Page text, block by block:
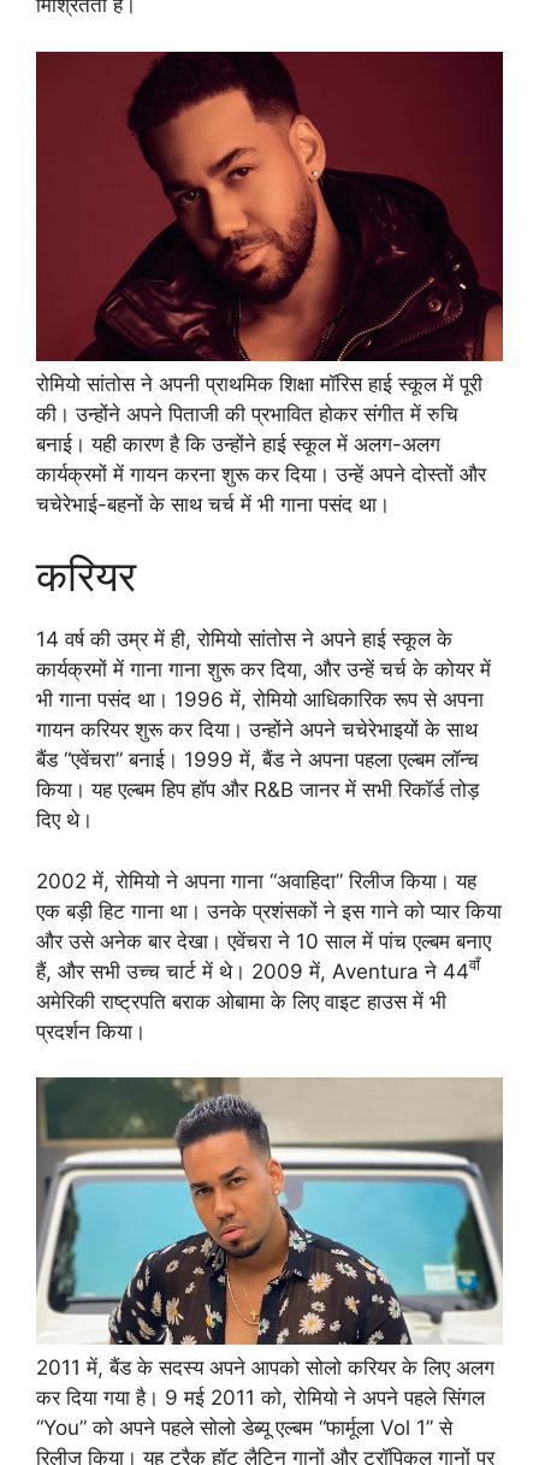
मिश्रितता है।
रोमियो सांतोस ने अपनी प्राथमिक शिक्षा मॉरिस हाई स्कूल में पूरी
की। उन्होंने अपने पिताजी की प्रभावित होकर संगीत में रुचि
बनाई। यही कारण है कि उन्होंने हाई स्कूल में अलग-अलग
कार्यक्रमों में गायन करना शुरू कर दिया। उन्हें अपने दोस्तों और
चचेरेभाई-बहनों के साथ चर्च में भी गाना पसंद था।
करियर
14 वर्ष की उम्र में ही, रोमियो सांतोस ने अपने हाई स्कूल के
कार्यक्रमों में गाना गाना शुरू कर दिया, और उन्हें चर्च के कोयर में
भी गाना पसंद था। 1996 में, रोमियो आधिकारिक रूप से अपना
गायन करियर शुरू कर दिया। उन्होंने अपने चचेरेभाइयों के साथ
बैंड “एवेंचरा” बनाई। 1999 में, बैंड ने अपना पहला एल्बम लॉन्च
किया। यह एल्बम हिप हॉप और R&B जानर में सभी रिकॉर्ड तोड़
दिए थे।
2002 में, रोमियो ने अपना गाना “अवाहिदा” रिलीज किया। यह
एक बड़ी हिट गाना था। उनके प्रशंसकों ने इस गाने को प्यार किया
और उसे अनेक बार देखा। एवेंचरा ने 10 साल में पांच एल्बम बनाए
हैं, और सभी उच्च चार्ट में थे। 2009 में, Aventura ने 44वाँ
अमेरिकी राष्ट्रपति बराक ओबामा के लिए वाइट हाउस में भी
प्रदर्शन किया।
2011 में, बैंड के सदस्य अपने आपको सोलो करियर के लिए अलग
कर दिया गया है। 9 मई 2011 को, रोमियो ने अपने पहले सिंगल
“You” को अपने पहले सोलो डेब्यू एल्बम “फार्मूला Vol 1” से
रिलीज किया। यह ट्रैक हॉट लैटिन गानों और ट्रॉपि‍कल गानों पर